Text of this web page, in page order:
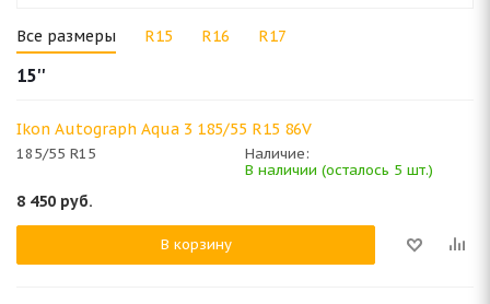
Все размеры R15 R16 R17
15''
Ikon Autograph Aqua 3 185/55 R15 86V
185/55 R15
Наличие:
В наличии (осталось 5 шт.)
8 450 руб.
В корзину